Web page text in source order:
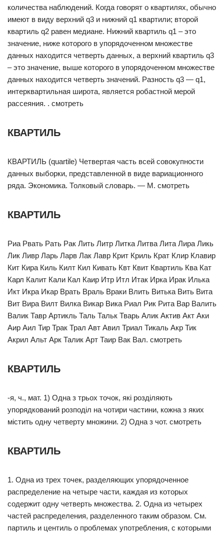
количества наблюдений. Когда говорят о квартилях, обычно
имеют в виду верхний q3 и нижний q1 квартили; второй
квартиль q2 равен медиане. Нижний квартиль q1 – это
значение, ниже которого в упорядоченном множестве
данных находится четверть данных, а верхний квартиль q3
– это значение, выше которого в упорядоченном множестве
данных находится четверть значений. Разность q3 — q1,
интерквартильная широта, является робастной мерой
рассеяния. . смотреть
КВАРТИЛЬ
КВАРТИЛЬ (quartile) Четвертая часть всей совокупности
данных выборки, представленной в виде вариационного
ряда. Экономика. Толковый словарь. — М. смотреть
КВАРТИЛЬ
Риа Рвать Рать Рак Лить Литр Литка Литва Лита Лира Ликь
Лик Ливр Ларь Ларв Лак Лавр Крит Криль Крат Клир Клавир
Кит Кира Киль Килт Кил Кивать Квт Квит Квартиль Ква Кат
Карл Калит Кали Кал Каир Итр Итл Итак Ирка Ирак Илька
Икт Икра Икар Врать Враль Враки Влить Витька Вить Вита
Вит Вира Вилт Вилка Викар Вика Риал Рик Рита Вар Валить
Валик Тавр Артикль Таль Тальк Тварь Алик Актив Акт Аки
Аир Аил Тир Трак Трал Авт Авил Триал Тикаль Акр Тик
Акрил Альт Арк Талик Арт Таир Вак Вал. смотреть
КВАРТИЛЬ
-я, ч., мат. 1) Одна з трьох точок, які розділяють
упорядкований розподіл на чотири частини, кожна з яких
містить одну четверту множини. 2) Одна з чот. смотреть
КВАРТИЛЬ
1. Одна из трех точек, разделяющих упорядоченное
распределение на четыре части, каждая из которых
содержит одну четверть множества. 2. Одна из четырех
частей распределения, разделенного таким образом. См.
партиль и центиль о проблемах употребления, с которыми